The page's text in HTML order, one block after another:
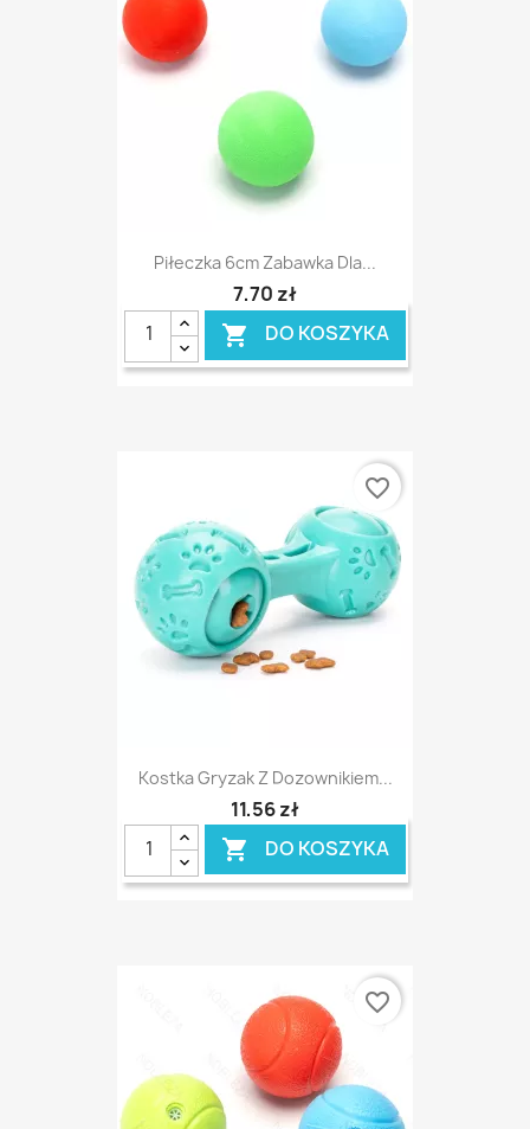
Piłeczka 6cm Zabawka Dla...
7,70 zł
 DO KOSZYKA
Kostka Gryzak Z Dozownikiem...
11,56 zł
 DO KOSZYKA
favorite_border
favorite_border